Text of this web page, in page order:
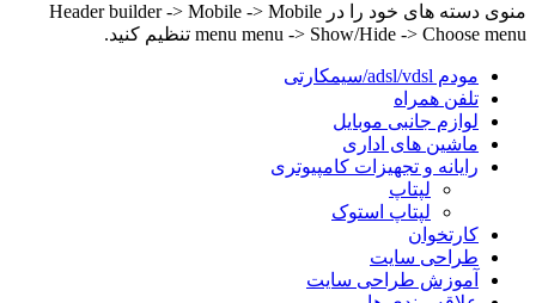
منوی دسته های خود را در Header builder -> Mobile -> Mobile
menu menu -> Show/Hide -> Choose menu تنظیم کنید.
مودم adsl/vdsl/سیمکارتی
تلفن همراه
لوازم جانبی موبایل
ماشین های اداری
رایانه و تجهیزات کامپیوتری
لپتاپ
لپتاپ استوک
کارتخوان
طراحی سایت
آموزش طراحی سایت